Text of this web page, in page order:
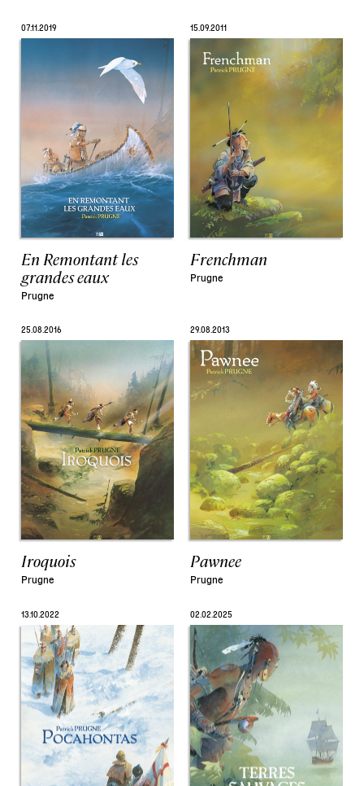
07.11.2019
En Remontant les
grandes eaux
Prugne
15.09.2011
Frenchman
Prugne
25.08.2016
Iroquois
Prugne
29.08.2013
Pawnee
Prugne
13.10.2022 02.02.2025